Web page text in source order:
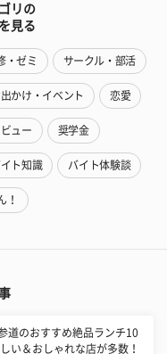
リの
見る
・ゼミ サークル・部活
かけ・イベント 恋愛
ュー 奨学金
イト知識 バイト体験談
！
道のおすすめ絶品ランチ10
い＆おしゃれな店が多数！